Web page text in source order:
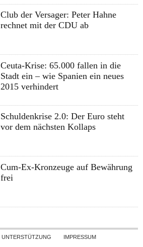
Club der Versager: Peter Hahne
rechnet mit der CDU ab
Ceuta-Krise: 65.000 fallen in die
Stadt ein – wie Spanien ein neues
2015 verhindert
Schuldenkrise 2.0: Der Euro steht
vor dem nächsten Kollaps
Cum-Ex-Kronzeuge auf Bewährung
frei
Skip to content
UNTERSTÜTZUNG
IMPRESSUM